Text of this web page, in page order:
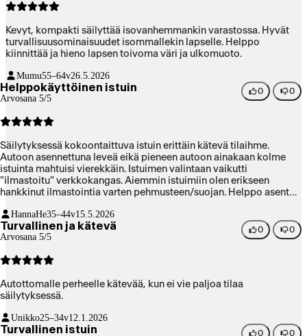
Kevyt, kompakti säilyttää isovanhemmankin varastossa. Hyvät
turvallisuusominaisuudet isommallekin lapselle. Helppo
kiinnittää ja hieno lapsen toivoma väri ja ulkomuoto.
Mumu55–64v26.5.2026
Helppokäyttöinen istuin
Arvosana 5/5
0 0
Säilytyksessä kokoontaittuva istuin erittäin kätevä tilaihme.
Autoon asennettuna leveä eikä pieneen autoon ainakaan kolme
istuinta mahtuisi vierekkäin. Istuimen valintaan vaikutti
"ilmastoitu" verkkokangas. Aiemmin istuimiin olen erikseen
hankkinut ilmastointia varten pehmusteen/suojan. Helppo asentaa
niskatuesta.
HannaHe35–44v15.5.2026
Turvallinen ja kätevä
Arvosana 5/5
0 0
Autottomalle perheelle kätevää, kun ei vie paljoa tilaa
säilytyksessä.
Unikko25–34v12.1.2026
Turvallinen istuin 0 0